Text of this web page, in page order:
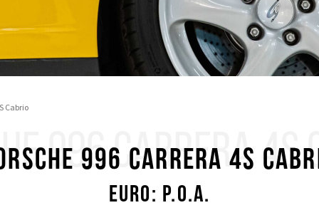
Cabrio
996 CARRERA 4S
996 Carrera 4S
Euro: P.O.A.